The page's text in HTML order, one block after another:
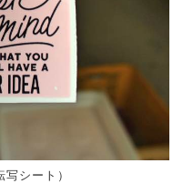
シート）